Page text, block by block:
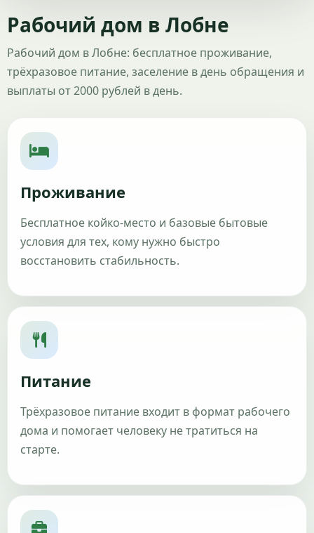
Рабочий дом в Лобне
Рабочий дом в Лобне: бесплатное проживание,
трёхразовое питание, заселение в день обращения и
выплаты от 2000 рублей в день.
Проживание
Бесплатное койко-место и базовые бытовые
условия для тех, кому нужно быстро
восстановить стабильность.
Питание
Трёхразовое питание входит в формат рабочего
дома и помогает человеку не тратиться на
старте.